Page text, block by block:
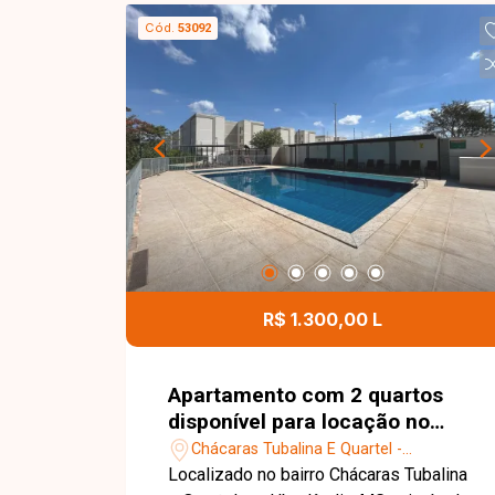
com armários, banheiro social, cozinha
com armários, área de serviço e 01
vaga de garagem coberta. Uma
excelente oportunidade para quem
busca conforto, praticidade e uma
localização privilegiada. Agende sua
visita e venha conhecer este imóvel!
Cód. 53092
R$ 1.300,00 L
Apartamento com 2 quartos
disponível para locação no
bairro Chácaras Tubalina E
Quartel em Uberlândia-MG
Chácaras Tubalina E Quartel -
Uberlândia/MG
Localizado no bairro Chácaras Tubalina